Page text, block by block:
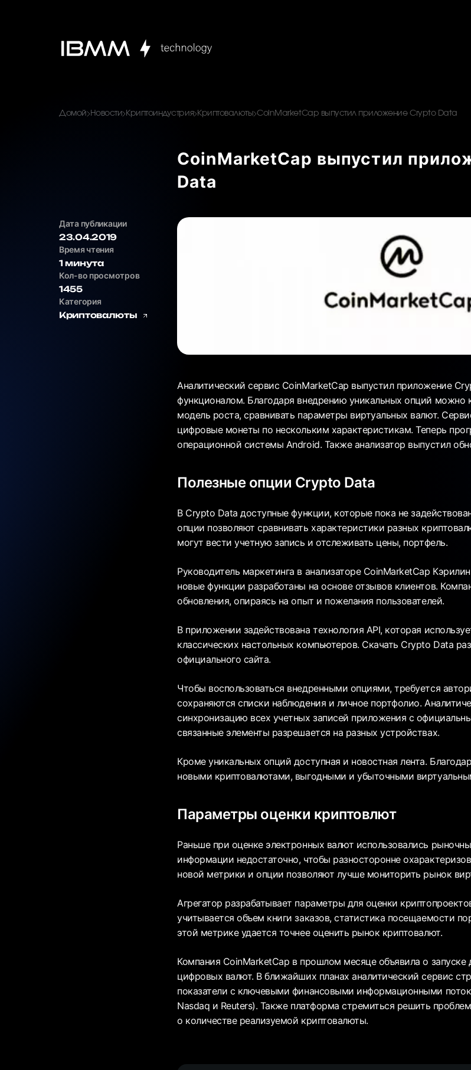
Домой Новости Криптоиндустрия Криптовалюты CoinMarketCap выпустил приложение Crypto Data
CoinMarketCap выпустил
Data
Дата публикации
23.04.2019
Время чтения
1 минута
Кол-во просмотров
1455
Категория
Криптовалюты
Аналитический сервис CoinMarketCap выпустил приложение
функционалом. Благодаря внедрению уникальных опций можно
модель роста, сравнивать параметры виртуальных валют.
цифровые монеты по нескольким характеристикам. Теперь
операционной системы Android. Также анализатор выпустил
Полезные опции Crypto Data
В Crypto Data доступные функции, которые пока не
опции позволяют сравнивать характеристики разных
могут вести учетную запись и отслеживать цены, портфель.
Руководитель маркетинга в анализаторе CoinMarketCap
новые функции разработаны на основе отзывов клиентов.
обновления, опираясь на опыт и пожелания пользователей.
В приложении задействована технология API, которая
классических настольных компьютеров. Скачать Crypto Data
официального сайта.
Чтобы воспользоваться внедренными опциями, требуется
сохраняются списки наблюдения и личное портфолио.
синхронизацию всех учетных записей приложения с
связанные элементы разрешается на разных устройствах.
Кроме уникальных опций доступная и новостная лента.
новыми криптовалютами, выгодными и убыточными
Параметры оценки криптовлют
Раньше при оценке электронных валют использовались
информации недостаточно, чтобы разносторонне
новой метрики и опции позволяют лучше мониторить рынок
Агрегатор разрабатывает параметры для оценки
учитывается объем книги заказов, статистика посещаемости
этой метрике удается точнее оценить рынок криптовалют.
Компания CoinMarketCap в прошлом месяце объявила о
цифровых валют. В ближайших планах аналитический сервис
показатели с ключевыми финансовыми информационными
Nasdaq и Reuters). Также платформа стремиться решить
о количестве реализуемой криптовалюты.